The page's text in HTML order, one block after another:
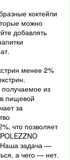
коктейли
можно
добавлять
менее 2%
из
пищевой
за
что позволяет
Наша задача —
а чего — нет.